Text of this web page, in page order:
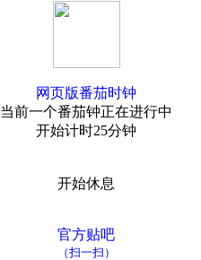
网页版番茄时钟
当前一个番茄钟正在进行中
开始计时25分钟
开始休息
官方贴吧
（扫一扫）